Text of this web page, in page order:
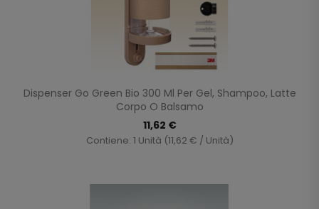
Dispenser Go Green Bio 300 Ml Per Gel, Shampoo, Latte
Corpo O Balsamo
11,62 €
Contiene: 1 Unità (11,62 € / Unità)